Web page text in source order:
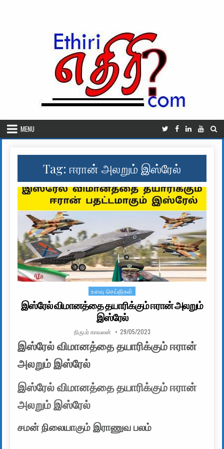
MENU
Tag: ஈரான் அலறும் இஸ்ரேல்
Posted in
உளவு செய்திகள்
இஸ்ரேல் விமானத்தை தயாரிக்கும் ஈரான் அலறும்
இஸ்ரேல்
AUTHOR:
நிருபர் காவலன் PUBLISHED DATE:
29/05/2023
இஸ்ரேல் விமானத்தை தயாரிக்கும் ஈரான்
அலறும் இஸ்ரேல்
இஸ்ரேல் விமானத்தை தயாரிக்கும் ஈரான்
அலறும் இஸ்ரேல்
சமன் நிலையாகும் இராணுவ பலம்